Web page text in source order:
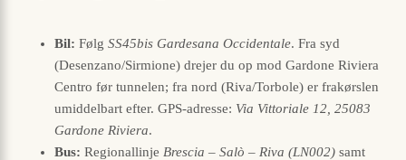
Bil: Følg SS45bis Gardesana Occidentale. Fra syd
(Desenzano/Sirmione) drejer du op mod Gardone Riviera
Centro før tunnelen; fra nord (Riva/Torbole) er frakørslen
umiddelbart efter. GPS-adresse: Via Vittoriale 12, 25083
Gardone Riviera.
Bus: Regionallinje Brescia – Salò – Riva (LN002) samt